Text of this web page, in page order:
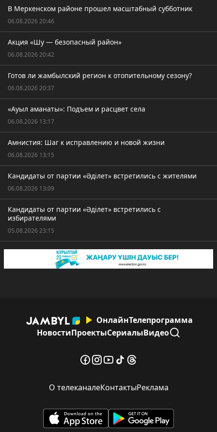
В Меркенском районе прошел масштабный субботник
06.08.2026 20:46
Акция «Шу — безопасный район»
06.08.2026 20:42
Готов ли жамбылский регион к отопительному сезону?
06.08.2026 20:37
«Ауыл аманаты»: Подъем и расцвет села
06.08.2026 13:17
Амнистия: Шаг к исправлению и новой жизни
06.08.2026 13:15
Кандидаты от партии «Әділет» встретились с жителями
06.08.2026 13:09
Кандидаты от партии «Әділет» встретились с
избирателями
05.08.2026 23:15
ОнлайнТелепрограмма
НовостиПроектыСериалыВидео
О телеканалеКонтактыРеклама